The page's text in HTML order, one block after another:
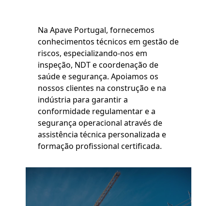
Na Apave Portugal, fornecemos
conhecimentos técnicos em gestão de
riscos, especializando-nos em
inspeção, NDT e coordenação de
saúde e segurança. Apoiamos os
nossos clientes na construção e na
indústria para garantir a
conformidade regulamentar e a
segurança operacional através de
assistência técnica personalizada e
formação profissional certificada.